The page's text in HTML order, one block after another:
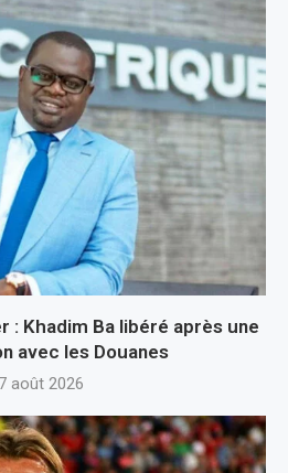
: Khadim Ba libéré après une
avec les Douanes
7 août 2026